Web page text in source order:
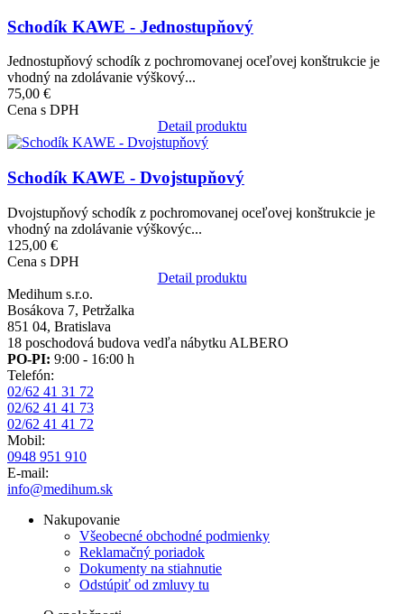
Schodík KAWE - Jednostupňový
Jednostupňový schodík z pochromovanej oceľovej konštrukcie je
vhodný na zdolávanie výškový...
75,00 €
Cena s DPH
Detail produktu
Obrázok
Schodík KAWE - Dvojstupňový
Dvojstupňový schodík z pochromovanej oceľovej konštrukcie je
vhodný na zdolávanie výškovýc...
125,00 €
Cena s DPH
Detail produktu
Medihum s.r.o.
Bosákova 7, Petržalka
851 04, Bratislava
18 poschodová budova vedľa nábytku ALBERO
PO-PI: 9:00 - 16:00 h
Telefón:
02/62 41 31 72
02/62 41 41 73
02/62 41 41 72
Mobil:
0948 951 910
E-mail:
info@medihum.sk
Nakupovanie
Všeobecné obchodné podmienky
Reklamačný poriadok
Dokumenty na stiahnutie
Odstúpiť od zmluvy tu